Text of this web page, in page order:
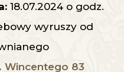
18.07.2024 o godz.
wyruszy od
Wincentego 83